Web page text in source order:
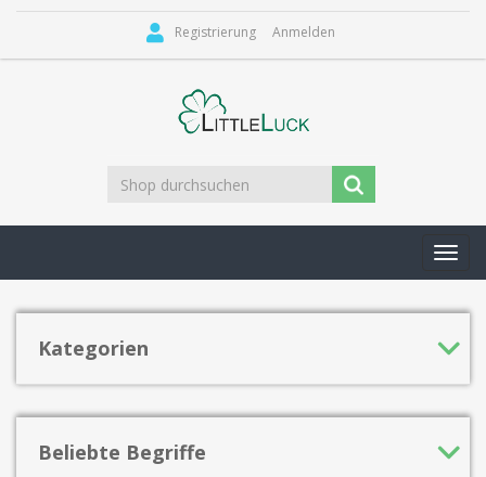
Registrierung Anmelden
Kategorien
Beliebte Begriffe